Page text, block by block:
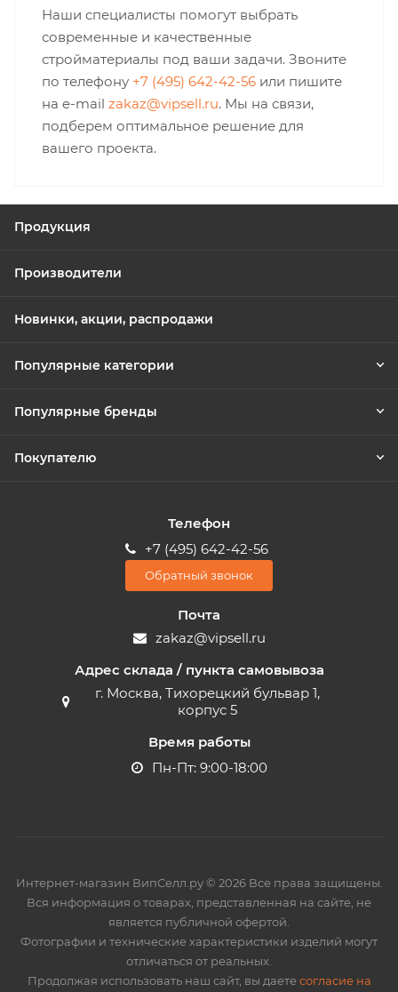
Наши специалисты помогут выбрать
современные и качественные
стройматериалы под ваши задачи. Звоните
по телефону +7 (495) 642-42-56 или пишите
на e-mail zakaz@vipsell.ru. Мы на связи,
подберем оптимальное решение для
вашего проекта.
Продукция
Производители
Новинки, акции, распродажи
Популярные категории
Популярные бренды
Покупателю
Телефон
+7 (495) 642-42-56
Обратный звонок
Почта
zakaz@vipsell.ru
Адрес склада / пункта самовывоза
г. Москва, Тихорецкий бульвар 1,
корпус 5
Время работы
Пн-Пт: 9:00-18:00
Интернет-магазин ВипСелл.ру © 2026 Все права защищены.
Вся информация о товарах, представленная на сайте, не
является публичной офертой.
Фотографии и технические характеристики изделий могут
отличаться от реальных.
Продолжая использовать наш сайт, вы даетесогласие на